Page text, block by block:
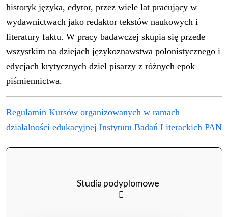
Studia podyplomowe
historyk języka, edytor, przez wiele lat pracujący w
wydawnictwach jako redaktor tekstów naukowych i
literatury faktu. W pracy badawczej skupia się przede
wszystkim na dziejach językoznawstwa polonistycznego i
edycjach krytycznych dzieł pisarzy z różnych epok
piśmiennictwa.
Regulamin Kursów organizowanych w ramach
działalności edukacyjnej Instytutu Badań Literackich PAN